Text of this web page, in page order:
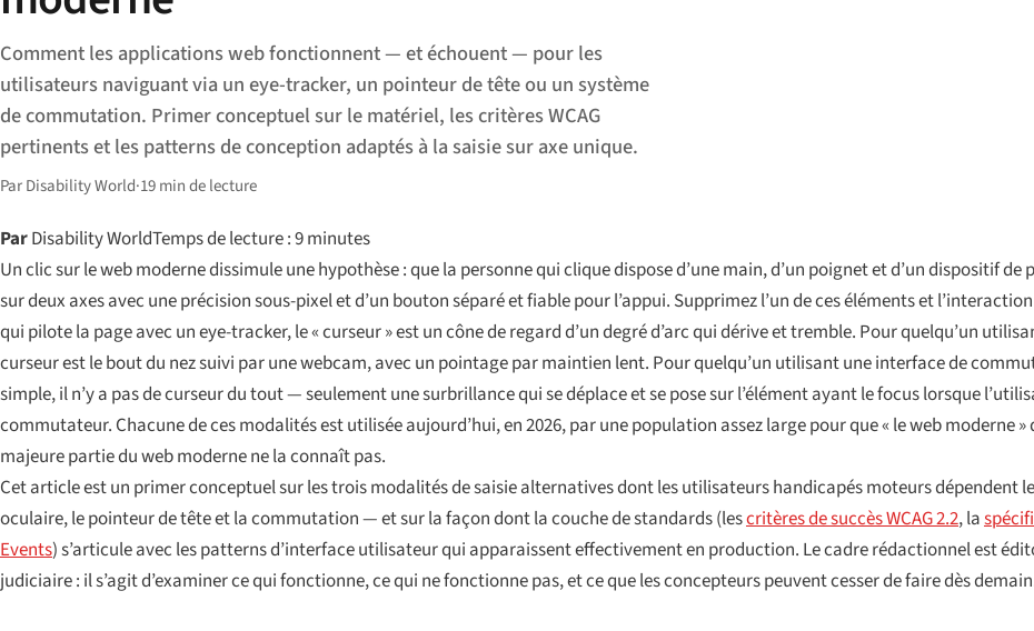
Comment les applications web fonctionnent — et échouent — pour les
utilisateurs naviguant via un eye-tracker, un pointeur de tête ou un système
de commutation. Primer conceptuel sur le matériel, les critères WCAG
pertinents et les patterns de conception adaptés à la saisie sur axe unique.
Par Disability World·19 min de lecture
ParDisability WorldTemps de lecture : 9 minutes
Un clic sur le web moderne dissimule une hypothèse : que la personne qui clique dispose d’une main, d’un poignet et d’un dispositif
sur deux axes avec une précision sous-pixel et d’un bouton séparé et fiable pour l’appui. Supprimez l’un de ces éléments et
qui pilote la page avec un eye-tracker, le « curseur » est un cône de regard d’un degré d’arc qui dérive et tremble. Pour quelqu’un
curseur est le bout du nez suivi par une webcam, avec un pointage par maintien lent. Pour quelqu’un utilisant une interface de
simple, il n’y a pas de curseur du tout — seulement une surbrillance qui se déplace et se pose sur l’élément ayant le focus lorsque
commutateur. Chacune de ces modalités est utilisée aujourd’hui, en 2026, par une population assez large pour que « le web moderne
majeure partie du web moderne ne la connaît pas.
Cet article est un primer conceptuel sur les trois modalités de saisie alternatives dont les utilisateurs handicapés moteurs dépendent
oculaire, le pointeur de tête et la commutation — et sur la façon dont la couche de standards (lescritères de succès WCAG 2.2, la
Events) s’articule avec les patterns d’interface utilisateur qui apparaissent effectivement en production. Le cadre rédactionnel est
judiciaire : il s’agit d’examiner ce qui fonctionne, ce qui ne fonctionne pas, et ce que les concepteurs peuvent cesser de faire dès